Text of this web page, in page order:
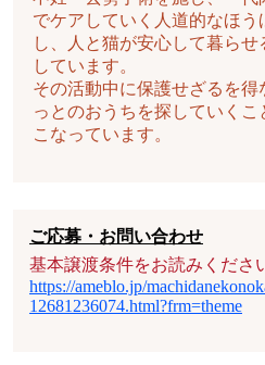
でケアしていく人道的なほう
し、人と猫が安心して暮ら
しています。
その活動中に保護せざるを
っとのおうちを探していく
こなっています。
ご応募・お問い合わせ
基本譲渡条件をお読みくださ
https://ameblo.jp/
12681236074.html?frm=theme